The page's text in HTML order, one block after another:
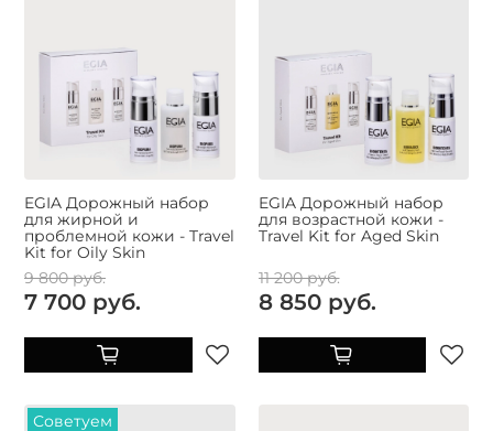
EGIA Дорожный набор
для жирной и
проблемной кожи - Travel
Kit for Oily Skin
9 800 руб.
7 700 руб.
EGIA Дорожный набор
для возрастной кожи -
Travel Kit for Aged Skin
11 200 руб.
8 850 руб.
Советуем